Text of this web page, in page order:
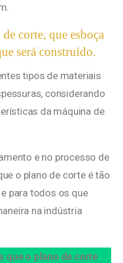
corte, que esboça
será construído.
tipos de materiais
considerando
da máquina de
e no processo de
o plano de corte é tão
para todos os que
na indústria
que o plano de corte